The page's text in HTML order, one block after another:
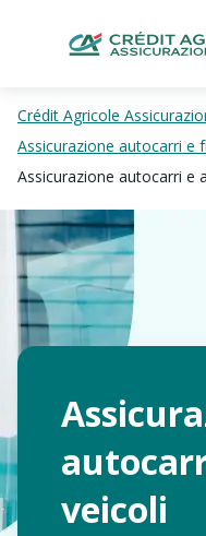
Crédit Agricole
Assicurazione autocarri e
Assicurazione autocarri e
veicoli